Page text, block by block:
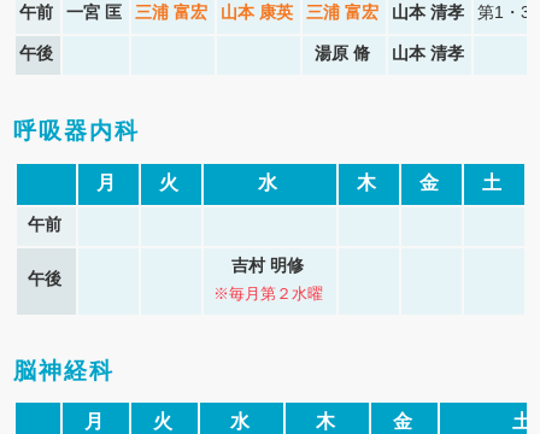
午前 一宮 匡 三浦 富宏 山本 康英 三浦 富宏 山本 清孝 第1・3
午後 湯原 脩 山本 清孝
呼吸器内科
月 火 水 木 金 土
午前
午後
吉村 明修
※毎月第２水曜
脳神経科
月 火 水 木 金 土